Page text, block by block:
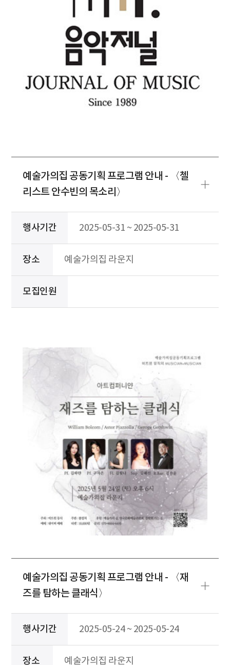
예술가의집 공동기획 프로그램 안내 - 〈첼
리스트 안수빈의 목소리〉
행사기간 2025-05-31 ~ 2025-05-31
장소 예술가의집 라운지
모집인원
예술가의집 공동기획 프로그램 안내 - 〈재
즈를 탐하는 클래식〉
행사기간 2025-05-24 ~ 2025-05-24
장소 예술가의집 라운지